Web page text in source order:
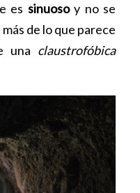
es sinuosoy no se
de lo que parece
una claustrofóbica